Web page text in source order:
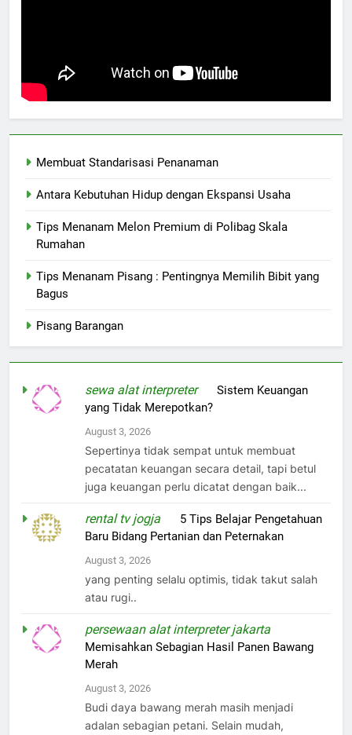
Membuat Standarisasi Penanaman
Antara Kebutuhan Hidup dengan Ekspansi Usaha
Tips Menanam Melon Premium di Polibag Skala
Rumahan
Tips Menanam Pisang : Pentingnya Memilih Bibit yang
Bagus
Pisang Barangan
sewa alat interpreteronSistem Keuangan
yang Tidak Merepotkan?
August 3, 2026
Sepertinya tidak sempat untuk membuat
pecatatan keuangan secara detail, tapi betul
juga keuangan perlu dicatat dengan baik...
rental tv jogja
5 Tips Belajar Pengetahuan
Baru Bidang Pertanian dan Peternakan
August 3, 2026
yang penting selalu optimis, tidak takut salah
atau rugi..
persewaan alat interpreter jakarta
Memisahkan Sebagian Hasil Panen Bawang
Merah
August 3, 2026
Budi daya bawang merah masih menjadi
adalan sebagian petani. Selain mudah,